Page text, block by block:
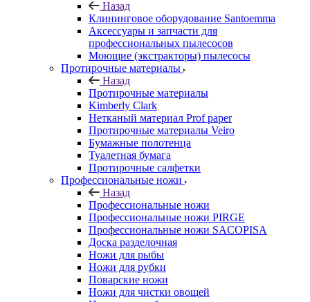
Назад
Клининговое оборудование Santoemma
Аксессуары и запчасти для
профессиональных пылесосов
Моющие (экстракторы) пылесосы
Протирочные материалы
Назад
Протирочные материалы
Kimberly Clark
Нетканый материал Prof paper
Протирочные материалы Veiro
Бумажные полотенца
Туалетная бумага
Протирочные салфетки
Профессиональные ножи
Назад
Профессиональные ножи
Профессиональные ножи PIRGE
Профессиональные ножи SACOPISA
Доска разделочная
Ножи для рыбы
Ножи для рубки
Поварские ножи
Ножи для чистки овощей